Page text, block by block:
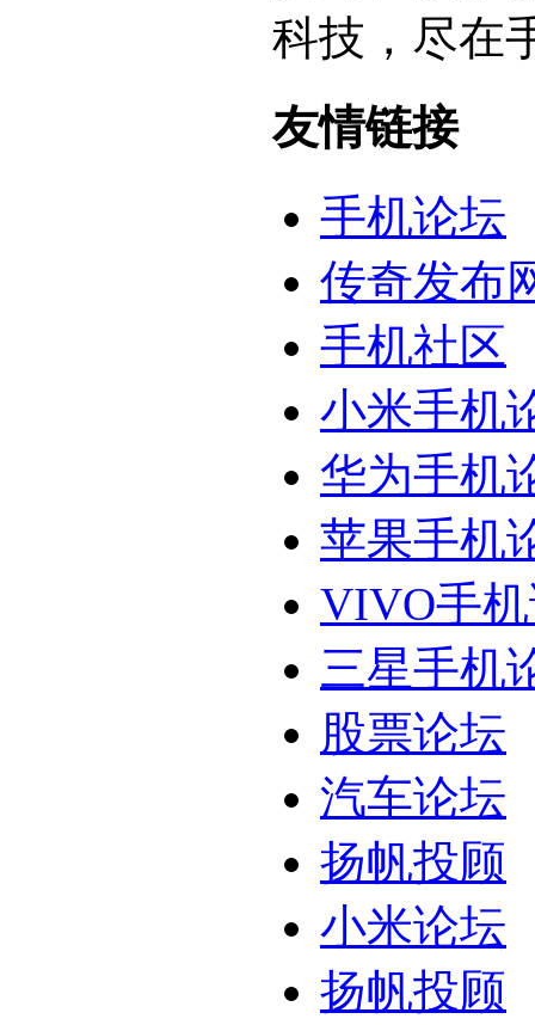
科技，尽在
友情链接
手机论坛
传奇发布
手机社区
小米手机
华为手机
苹果手机
VIVO手
三星手机
股票论坛
汽车论坛
扬帆投顾
小米论坛
扬帆投顾